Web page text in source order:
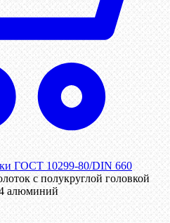
ГОСТ 10299-80/DIN 660
с полукруглой головкой
алюминий